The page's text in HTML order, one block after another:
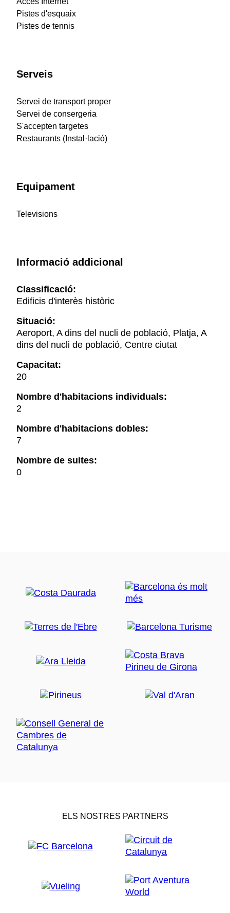
Pistes d'esquaix
Pistes de tennis
Serveis
Servei de transport proper
Servei de consergeria
S'accepten targetes
Restaurants (Instal·lació)
Equipament
Televisions
Informació addicional
Classificació:
Edificis d'interès històric
Situació:
Aeroport, A dins del nucli de població, Platja, A
dins del nucli de població, Centre ciutat
Capacitat:
20
Nombre d'habitacions individuals:
2
Nombre d'habitacions dobles:
7
Nombre de suites:
0
ELS NOSTRES PARTNERS